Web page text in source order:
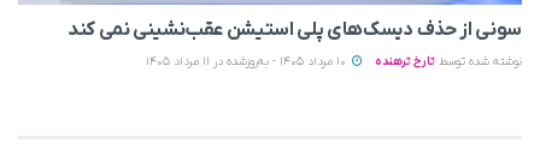
سونی از حذف دیسک‌های پلی استیشن عقب‌نشینی نمی‌ کند
نوشته شده توسط تارخ ترهنده